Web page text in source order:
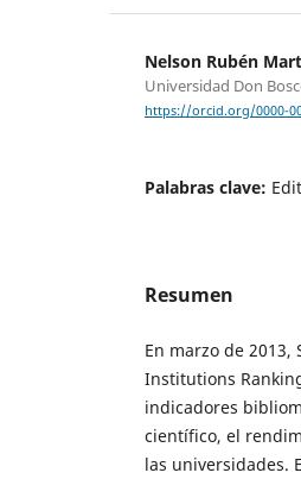
Nelson Rubén
Universidad Don
https://orcid.org/0000-
Palabras clave:
Resumen
En marzo de
Institutions
indicadores
científico, el
las universidades.